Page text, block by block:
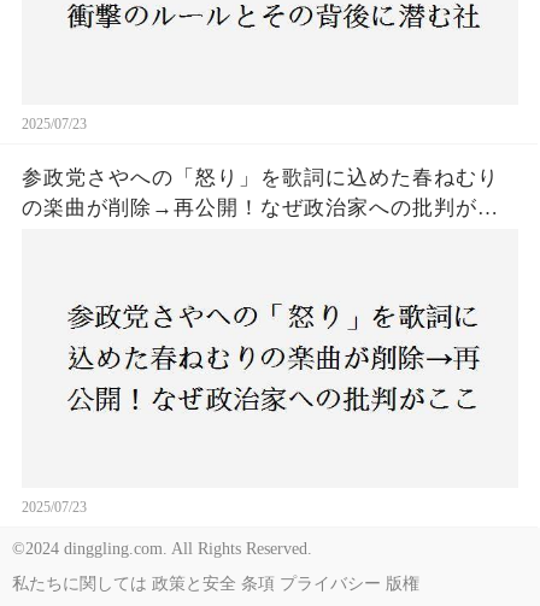
2025/07/23
参政党さやへの「怒り」を歌詞に込めた春ねむり
の楽曲が削除→再公開！なぜ政治家への批判がこ
2025/07/23
©2024 dinggling.com. All Rights Reserved.
私たちに関しては 政策と安全 条項 プライバシー 版権